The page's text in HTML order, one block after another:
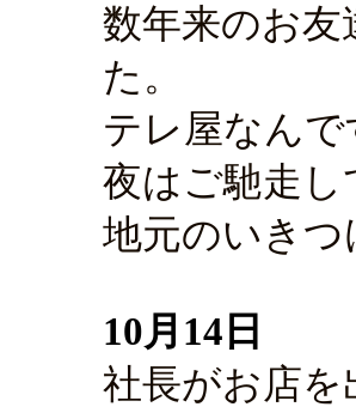
数年来のお
た。
テレ屋なん
夜はご馳走
地元のいき
10月14日
社長がお店を